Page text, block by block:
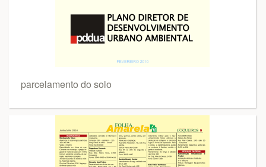
parcelamento do solo